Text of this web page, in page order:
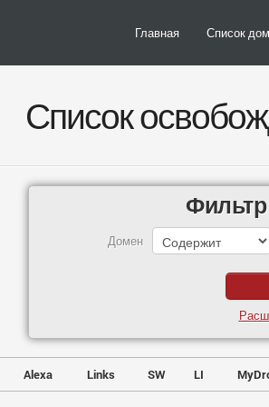
Главная Список
Список
Домен
Alexa Links SW LI